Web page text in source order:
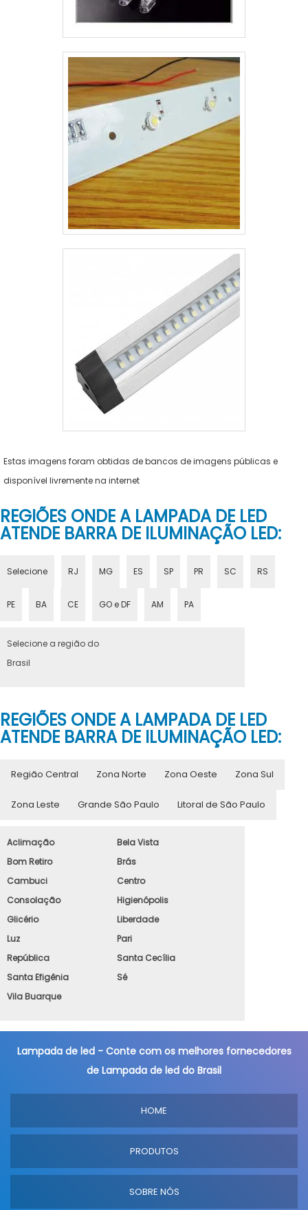
Estas imagens foram obtidas de bancos de imagens públicas e
disponível livremente na internet
REGIÕES ONDE A LAMPADA DE LED
ATENDE BARRA DE ILUMINAÇÃO LED:
Selecione RJ MG ES SP PR SC RS
PE BA CE GO e DF AM PA
Selecione a região do
Brasil
REGIÕES ONDE A LAMPADA DE LED
ATENDE BARRA DE ILUMINAÇÃO LED:
Região Central Zona Norte Zona Oeste Zona Sul
Zona Leste Grande São Paulo Litoral de São Paulo
Aclimação
Bela Vista
Bom Retiro
Brás
Cambuci
Centro
Consolação
Higienópolis
Glicério
Liberdade
Luz
Pari
República
Santa Cecília
Santa Efigênia
Sé
Vila Buarque
Lampada de led - Conte com os melhores fornecedores
de Lampada de led do Brasil
HOME
PRODUTOS
SOBRE NÓS